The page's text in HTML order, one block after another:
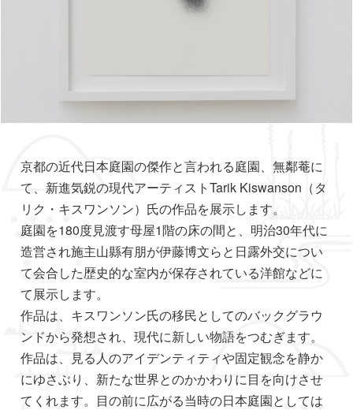
京都の近代日本庭園の傑作と言われる庭園、無鄰菴に
て、新進気鋭の現代アーティストTarik Kiswanson（タ
リク・キスワンソン）氏の作品を展示します。
庭園を180度見渡す母屋1階の床の間と、明治30年代に
造営され施主山縣有朋が伊藤博文らと日露外交につい
て会合した歴史的な室内が保存されている洋館などに
て展示します。
作品は、キスワンソン氏の移民としてのバックグラウ
ンドから発想され、現代に新しい物語をつむぎます。
作品は、見る人のアイデンティティや固定観念を静か
にゆさぶり、新たな世界とのかかわりに目を向けさせ
てくれます。目の前に広がる当時の日本庭園としては